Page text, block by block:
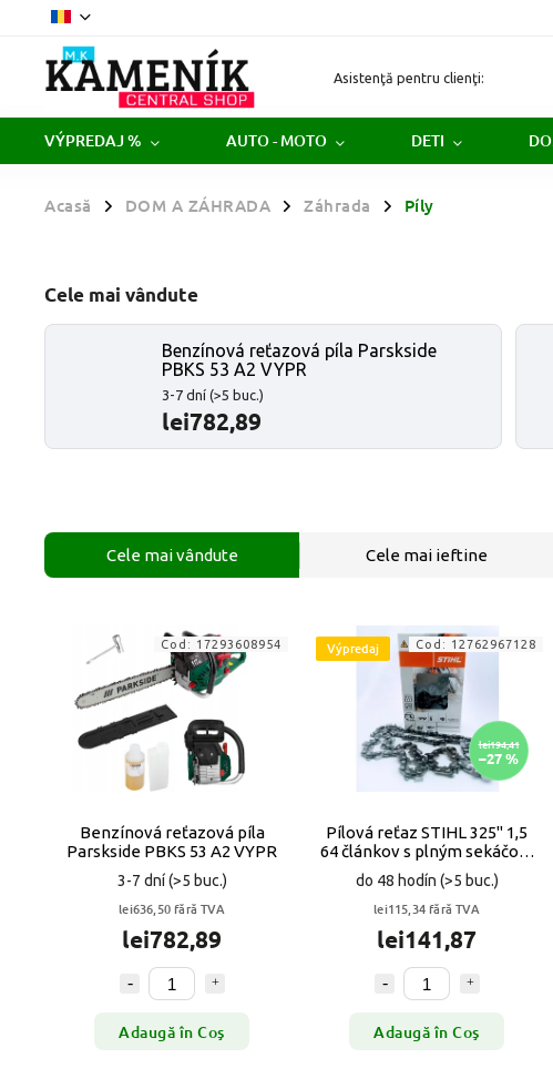
Asistenţă pentru clienţi:
VÝPREDAJ % AUTO - MOTO DETI
Acasă / DOM A ZÁHRADA / Záhrada / Píly
Cele mai vândute
Benzínová reťazová píla Parskside
PBKS 53 A2 VYPR
3-7 dní (>5 buc.)
lei782,89
Cele mai vândute Cele mai ieftine
Benzínová reťazová píla
Parskside PBKS 53 A2 VYPR
3-7 dní(>5 buc.)
lei636,50 fără TVA
lei782,89
Adaugă în Coş
Cod: 17293608954 Výpredaj
lei194,41
–27 %
Pílová reťaz STIHL 325" 1,5
64 článkov s plným sekáčom
VYPR
do 48 hodín (>5 buc.)
lei115,34 fără TVA
lei141,87
Adaugă în Coş
Cod: 12762967128